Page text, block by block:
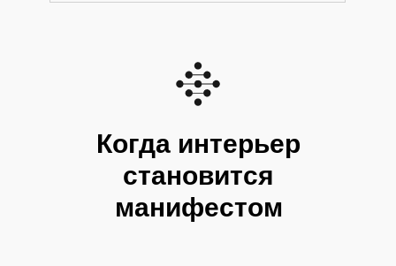
Когда интерьер
становится
манифестом